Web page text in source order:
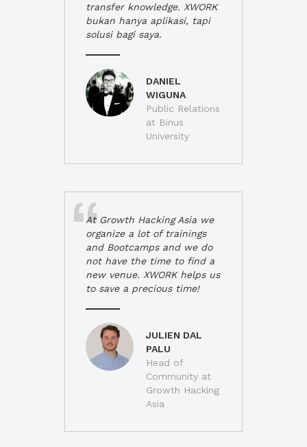
transfer knowledge. XWORK
bukan hanya aplikasi, tapi
solusi bagi saya.
DANIEL
WIGUNA
Public Relations
at Binus
University
At Growth Hacking Asia we
organize a lot of trainings
and Bootcamps and we do
not have the time to find a
new venue. XWORK helps us
to save a precious time!
JULIEN DAL
PALU
Head of
Community at
Growth Hacking
Asia